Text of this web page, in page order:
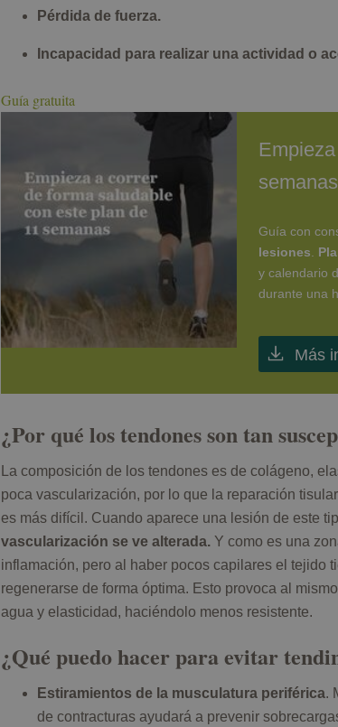
Pérdida de fuerza.
Incapacidad para realizar una actividad o
Guía gratuita
semanas
Guía con
lesiones.
y calendario
durante una
Más
¿Por qué los tendones son tan
La composición de los tendones es de colágeno,
poca vascularización, por lo que la reparación
es más difícil. Cuando aparece una lesión de este
vascularización se ve alterada. Y como es una
inflamación, pero al haber pocos capilares el tejido
regenerarse de forma óptima. Esto provoca al
agua y elasticidad, haciéndolo menos resistente.
¿Qué puedo hacer para evitar
Estiramientos de la musculatura periférica.
de contracturas ayudará a prevenir